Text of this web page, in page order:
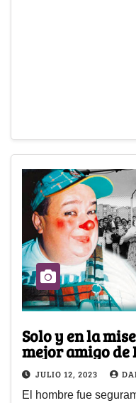
Solo y en la
mejor amigo de
JULIO 12, 2023
El hombre fue